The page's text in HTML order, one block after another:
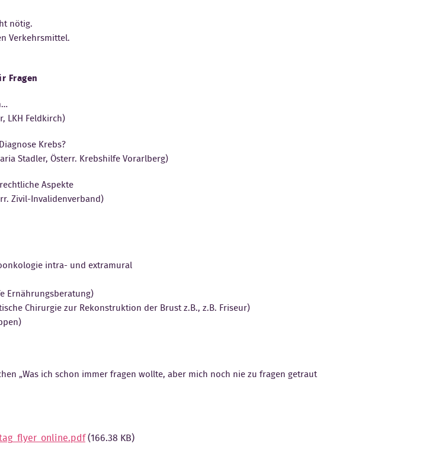
nötig.
Verkehrsmittel.
Fragen
LKH Feldkirch)
Krebs?
Stadler, Österr. Krebshilfe Vorarlberg)
Aspekte
Zivil-Invalidenverband)
intra- und extramural
Ernährungsberatung)
Chirurgie zur Rekonstruktion der Brust z.B., z.B. Friseur)
„Was ich schon immer fragen wollte, aber mich noch nie zu fragen getraut
(166.38 KB)